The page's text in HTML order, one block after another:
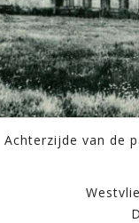
Achterzijde van de